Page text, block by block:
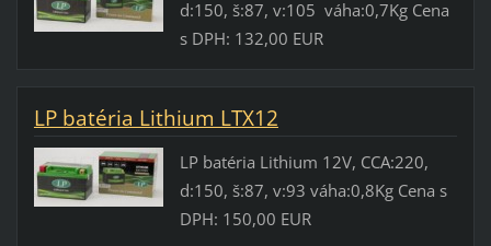
d:150, š:87, v:105 váha:0,7Kg Cena
s DPH: 132,00 EUR
LP batéria Lithium LTX12
LP batéria Lithium 12V, CCA:220,
d:150, š:87, v:93 váha:0,8Kg Cena s
DPH: 150,00 EUR